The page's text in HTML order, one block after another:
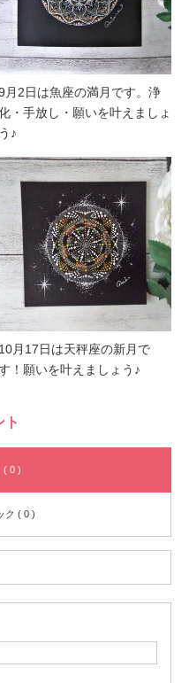
月2日は魚座の満月です。浄
・手放し・願いを叶えましょ
う♪
10月17日は天秤座の新月で
！願いを叶えましょう♪
ト
( 0 )
ク ( 0 )